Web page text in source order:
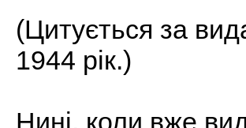
(Цитується за
1944 рік.)
Нині, коли вже